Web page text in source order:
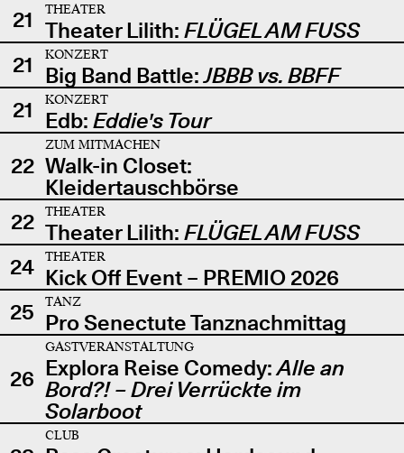
21
THEATER
Theater Lilith: FLÜGEL AM FUSS
21
KONZERT
Big Band Battle:JBBB vs. BBFF
21
KONZERT
Edb: Eddie's Tour
22
ZUM MITMACHEN
Walk-in Closet:
Kleidertauschbörse
22
THEATER
Theater Lilith: FLÜGEL AM FUSS
24
THEATER
Kick Off Event – PREMIO 2026
25
TANZ
Pro Senectute Tanznachmittag
26
GASTVERANSTALTUNG
Explora Reise Comedy:Alle an
Bord?! – Drei Verrückte im
Solarboot
CLUB